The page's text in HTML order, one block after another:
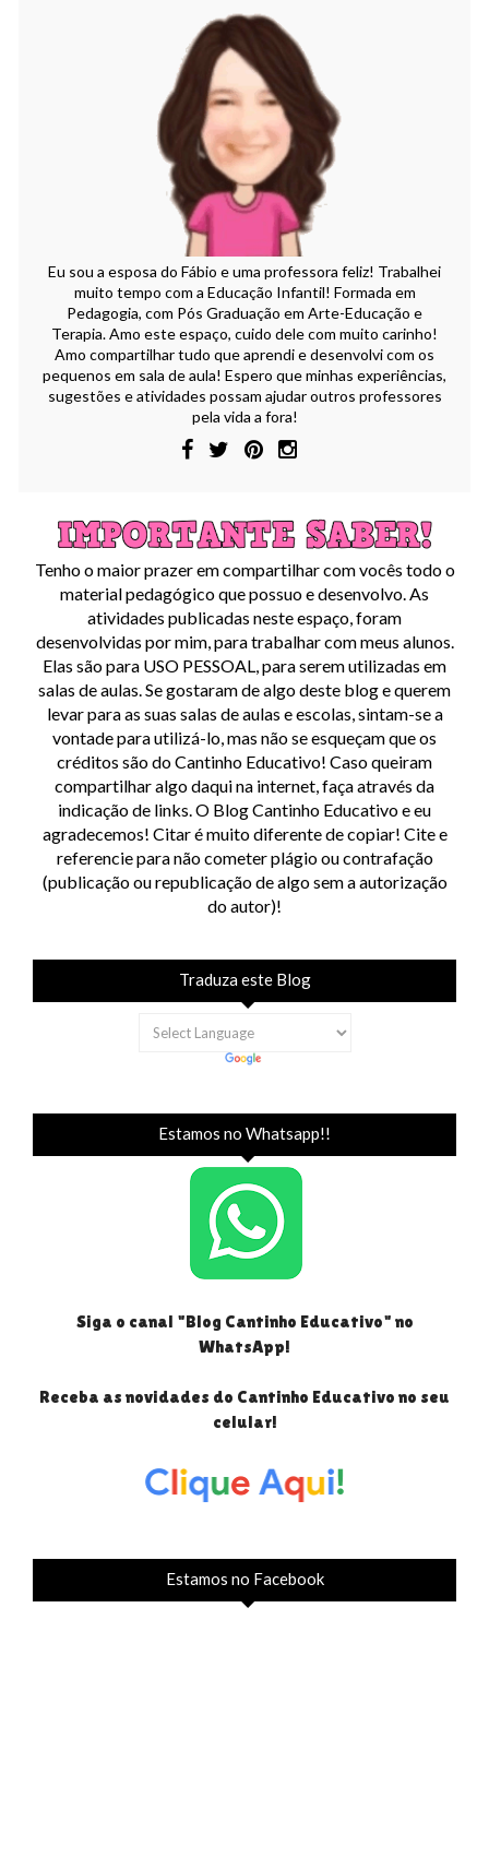
Eu sou a esposa do Fábio e uma professora feliz! Trabalhei
muito tempo com a Educação Infantil! Formada em
Pedagogia, com Pós Graduação em Arte-Educação e
Terapia. Amo este espaço, cuido dele com muito carinho!
Amo compartilhar tudo que aprendi e desenvolvi com os
pequenos em sala de aula! Espero que minhas experiências,
sugestões e atividades possam ajudar outros professores
pela vida a fora!
Tenho o maior prazer em compartilhar com vocês todo o
material pedagógico que possuo e desenvolvo. As
atividades publicadas neste espaço, foram
desenvolvidas por mim, para trabalhar com meus alunos.
Elas são para USO PESSOAL, para serem utilizadas em
salas de aulas. Se gostaram de algo deste blog e querem
levar para as suas salas de aulas e escolas, sintam-se a
vontade para utilizá-lo, mas não se esqueçam que os
créditos são do Cantinho Educativo! Caso queiram
compartilhar algo daqui na internet, faça através da
indicação de links. O Blog Cantinho Educativo e eu
agradecemos! Citar é muito diferente de copiar! Cite e
referencie para não cometer plágio ou contrafação
(publicação ou republicação de algo sem a autorização
do autor)!
Traduza este Blog
Estamos no Whatsapp!!
Siga o canal "Blog Cantinho Educativo" no
WhatsApp!
Receba as novidades do Cantinho Educativo no seu
celular!
Estamos no Facebook